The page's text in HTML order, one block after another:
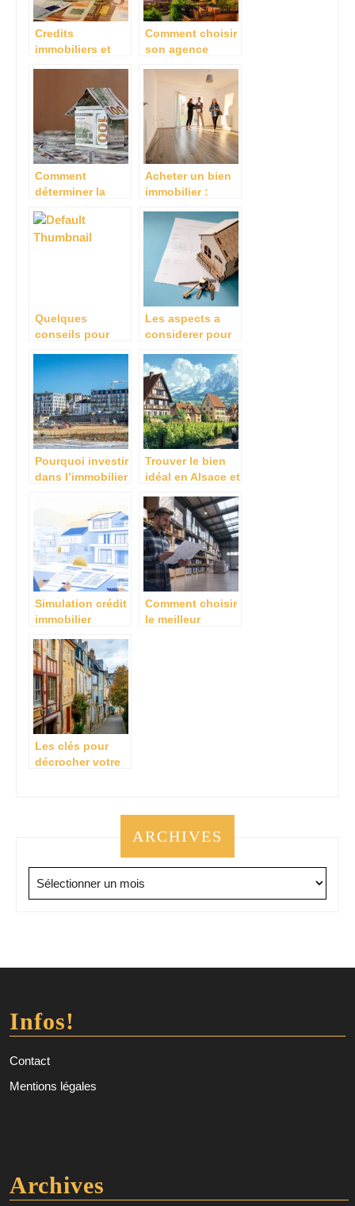
Credits
immobiliers et
Comment choisir
son agence
Comment
déterminer la
d’un logement ?
Acheter un bien
immobilier :
réussir l’achat de
sa maison ou de
son appartement
Quelques
conseils pour
d’un bien
immobilier
Les aspects a
considerer pour
d’un bien
immobilier
Pourquoi investir
dans l’immobilier
Trouver le bien
idéal en Alsace et
avec une agence
immobilière
unique
Simulation crédit
immobilier
clés pour réussir
votre projet
d’investissement
locatif
Comment choisir
le meilleur
Les clés pour
décrocher votre
ARCHIVES
Infos!
Contact
Mentions légales
Archives